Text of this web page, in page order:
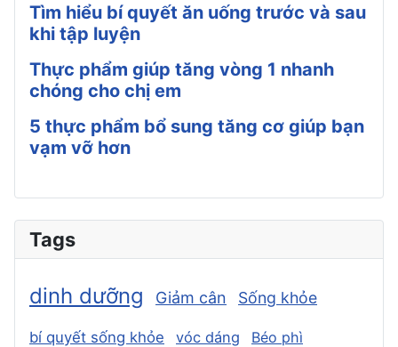
Tìm hiểu bí quyết ăn uống trước và sau
khi tập luyện
Thực phẩm giúp tăng vòng 1 nhanh
chóng cho chị em
5 thực phẩm bổ sung tăng cơ giúp bạn
vạm vỡ hơn
Tags
dinh dưỡng Giảm cân Sống khỏe
bí quyết sống khỏe vóc dáng Béo phì